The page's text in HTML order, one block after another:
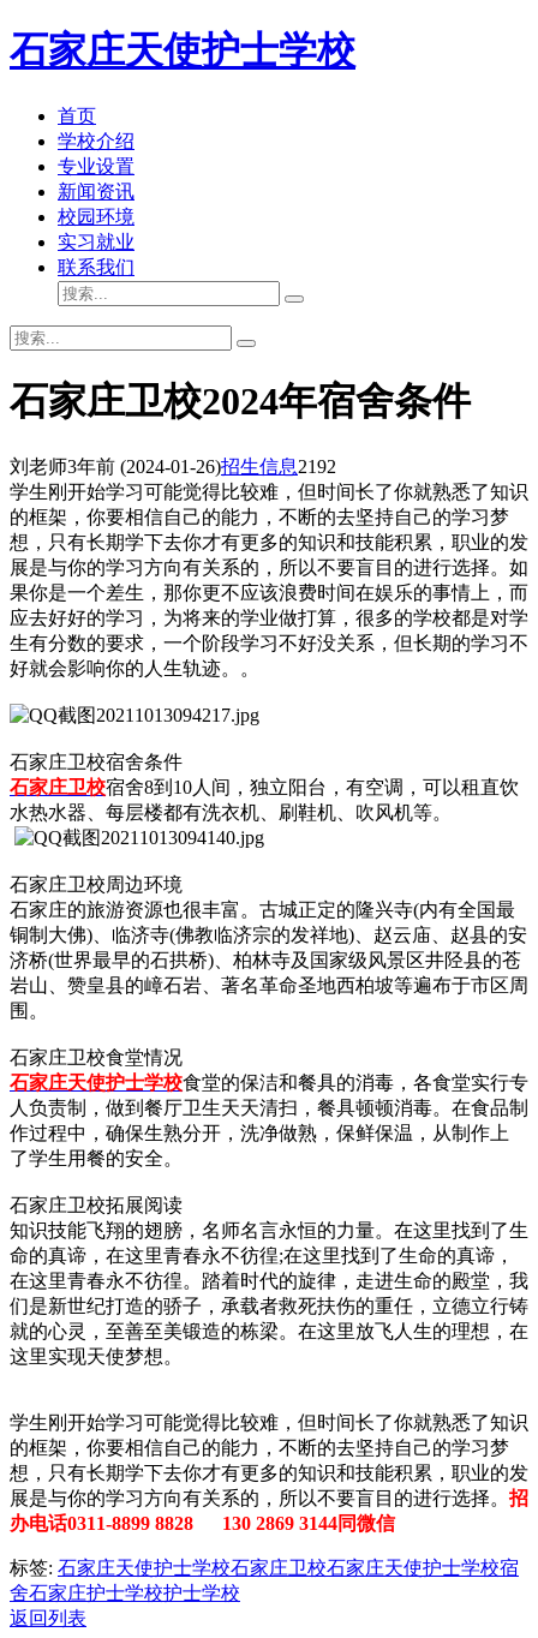
石家庄天使护士学校
首页
学校介绍
专业设置
新闻资讯
校园环境
实习就业
联系我们
石家庄卫校2024年宿舍条件
刘老师3年前 (2024-01-26)招生信息2192
学生刚开始学习可能觉得比较难，但时间长了你就熟悉了知识
的框架，你要相信自己的能力，不断的去坚持自己的学习梦
想，只有长期学下去你才有更多的知识和技能积累，职业的发
展是与你的学习方向有关系的，所以不要盲目的进行选择。如
果你是一个差生，那你更不应该浪费时间在娱乐的事情上，而
应去好好的学习，为将来的学业做打算，很多的学校都是对学
生有分数的要求，一个阶段学习不好没关系，但长期的学习不
好就会影响你的人生轨迹。。
石家庄卫校宿舍条件
石家庄卫校宿舍8到10人间，独立阳台，有空调，可以租直饮
水热水器、每层楼都有洗衣机、刷鞋机、吹风机等。
石家庄卫校周边环境
石家庄的旅游资源也很丰富。古城正定的隆兴寺(内有全国最
铜制大佛)、临济寺(佛教临济宗的发祥地)、赵云庙、赵县的安
济桥(世界最早的石拱桥)、柏林寺及国家级风景区井陉县的苍
岩山、赞皇县的嶂石岩、著名革命圣地西柏坡等遍布于市区周
围。
石家庄卫校食堂情况
石家庄天使护士学校食堂的保洁和餐具的消毒，各食堂实行专
人负责制，做到餐厅卫生天天清扫，餐具顿顿消毒。在食品制
作过程中，确保生熟分开，洗净做熟，保鲜保温，从制作上
了学生用餐的安全。
石家庄卫校拓展阅读
知识技能飞翔的翅膀，名师名言永恒的力量。在这里找到了生
命的真谛，在这里青春永不彷徨;在这里找到了生命的真谛，
在这里青春永不彷徨。踏着时代的旋律，走进生命的殿堂，我
们是新世纪打造的骄子，承载者救死扶伤的重任，立德立行铸
就的心灵，至善至美锻造的栋梁。在这里放飞人生的理想，在
这里实现天使梦想。
学生刚开始学习可能觉得比较难，但时间长了你就熟悉了知识
的框架，你要相信自己的能力，不断的去坚持自己的学习梦
想，只有长期学下去你才有更多的知识和技能积累，职业的发
展是与你的学习方向有关系的，所以不要盲目的进行选择。 招
办电话0311-8899 8828 130 2869 3144同微信
标签: 石家庄天使护士学校石家庄卫校石家庄天使护士学校宿
舍石家庄护士学校护士学校
返回列表